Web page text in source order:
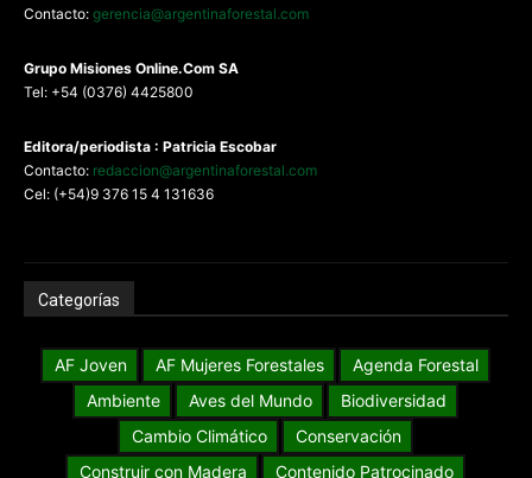
Contacto: gerencia@argentinaforestal.com
Grupo Misiones Online.Com SA
Tel: +54 (0376) 4425800
Editora/periodista : Patricia Escobar
Contacto: redaccion@argentinaforestal.com
Cel: (+54)9 376 15 4 131636
Categorías
AF Joven AF Mujeres Forestales
Agenda Forestal
Ambiente
Aves del Mundo
Biodiversidad
Cambio Climático
Conservación
Construir con Madera
Contenido Patrocinado